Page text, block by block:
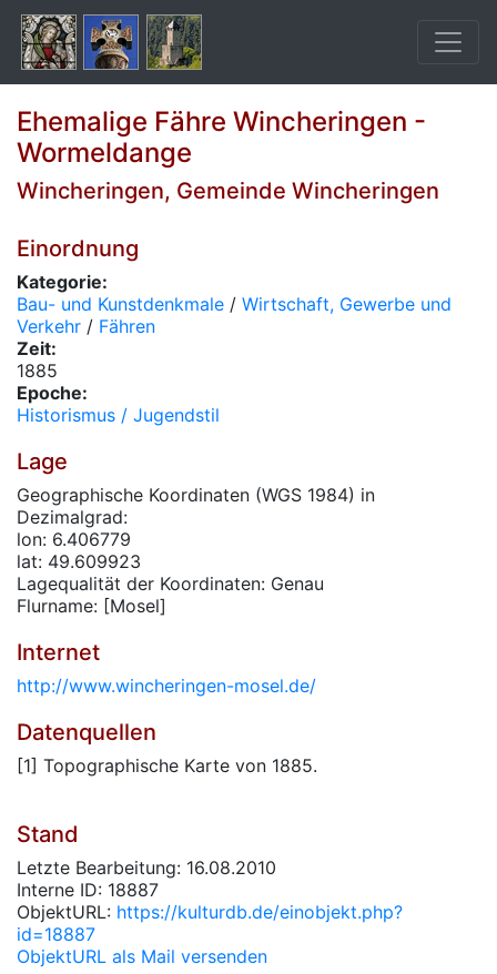
Ehemalige Fähre Wincheringen -
Wormeldange
Wincheringen, Gemeinde Wincheringen
Einordnung
Kategorie:
Bau- und Kunstdenkmale / Wirtschaft, Gewerbe und
Verkehr / Fähren
Zeit:
1885
Epoche:
Historismus / Jugendstil
Lage
Geographische Koordinaten (WGS 1984) in
Dezimalgrad:
lon: 6.406779
lat: 49.609923
Lagequalität der Koordinaten: Genau
Flurname: [Mosel]
Internet
http://www.wincheringen-mosel.de/
Datenquellen
[1] Topographische Karte von 1885.
Stand
Letzte Bearbeitung: 16.08.2010
Interne ID: 18887
ObjektURL: https://kulturdb.de/einobjekt.php?
id=18887
ObjektURL als Mail versenden